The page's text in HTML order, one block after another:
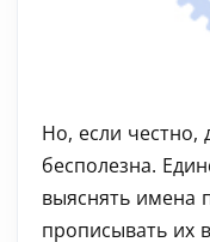
Но, если
бесполезна.
выяснять имена
прописывать их